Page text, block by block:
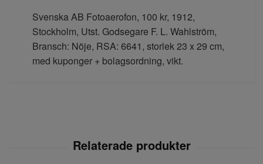
Svenska AB Fotoaerofon, 100 kr, 1912,
Stockholm, Utst. Godsegare F. L. Wahlström,
Bransch: Nöje, RSA: 6641, storlek 23 x 29 cm,
med kuponger + bolagsordning, vikt.